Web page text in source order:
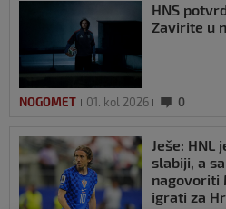
HNS
Zavirite u
NOGOMET 01. kol 2026 0
Ješe: HNL
slabiji, a
nagovoriti
igrati za